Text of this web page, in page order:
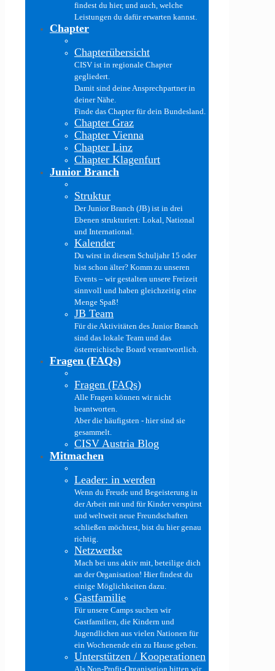
findest du hier, und auch, welche
Leistungen du dafür erwarten kannst.
Chapter
Chapterübersicht
CISV ist in regionale Chapter
gegliedert.
Damit sind deine Ansprechpartner in
deiner Nähe.
Finde das Chapter für dein Bundesland.
Chapter Graz
Chapter Vienna
Chapter Linz
Chapter Klagenfurt
Junior Branch
Struktur
Der Junior Branch (JB) ist in drei
Ebenen strukturiert: Lokal, National
und International.
Kalender
Du wirst in diesem Schuljahr 15 oder
bist schon älter? Komm zu unseren
Events – wir gestalten unsere Freizeit
sinnvoll und haben gleichzeitig eine
Menge Spaß!
JB Team
Für die Aktivitäten des Junior Branch
sind das lokale Team und das
österreichische Board verantwortlich.
Fragen (FAQs)
Fragen (FAQs)
Alle Fragen können wir nicht
beantworten.
Aber die häufigsten - hier sind sie
gesammelt.
CISV Austria Blog
Mitmachen
Leader: in werden
Wenn du Freude und Begeisterung in
der Arbeit mit und für Kinder verspürst
und weltweit neue Freundschaften
schließen möchtest, bist du hier genau
richtig.
Netzwerke
Mach bei uns aktiv mit, beteilige dich
an der Organisation! Hier findest du
einige Möglichkeiten dazu.
Gastfamilie
Für unsere Camps suchen wir
Gastfamilien, die Kindern und
Jugendlichen aus vielen Nationen für
ein Wochenende ein zu Hause geben.
Unterstützen / Kooperationen
Als Non-Profit-Organisation bitten wir